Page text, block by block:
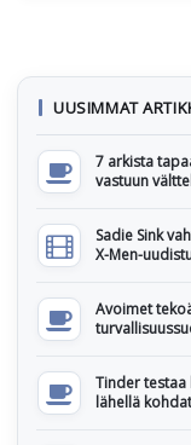
UUSIMMAT
7 arkista
vastuun
Sadie Sink
X-Men-
Avoimet
Tinder testaa
lähellä